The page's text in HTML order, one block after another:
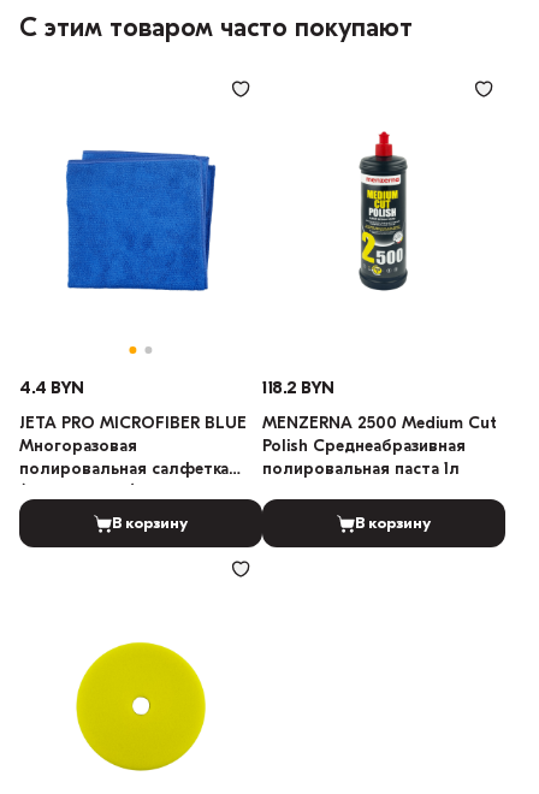
С этим товаром часто покупают
4.4 BYN
JETA PRO MICROFIBER BLUE
Многоразовая
полировальная салфетка
В корзину
118.2 BYN
MENZERNA 2500 Medium Cut
Polish Среднеабразивная
полировальная паста 1л
В корзину